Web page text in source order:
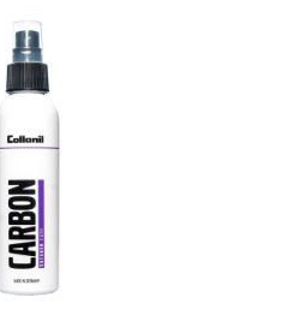
für
und Rauleder sowie
mit wertvoller